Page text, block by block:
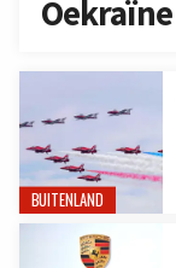
Oekraïne
BUITENLAND